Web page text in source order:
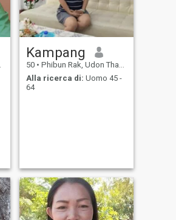
Kampang
50 • Phibun Rak, Udon Thani, Thailandia
Alla ricerca di: Uomo 45 -
64